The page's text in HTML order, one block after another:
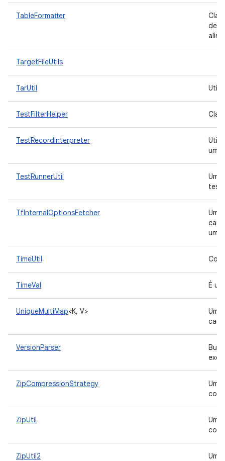
TableFormatter
de
TargetFileUtils
TarUtil
TestFilterHelper
TestRecordInterpreter
um
TestRunnerUtil
TfInternalOptionsFetcher
um
TimeUtil
TimeVal É
UniqueMultiMap<K, V> Um
VersionParser
ZipCompressionStrategy Um
ZipUtil
ZipUtil2